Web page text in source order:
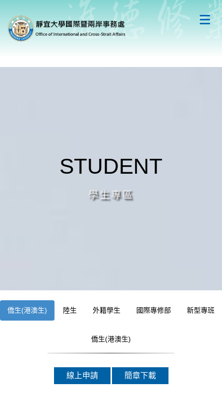
主
要
區
STUDENT
學生專區
僑生(港澳生) 陸生 外籍學生 國際專修部 新型專班
僑生(港澳生)
線上申請 簡章下載